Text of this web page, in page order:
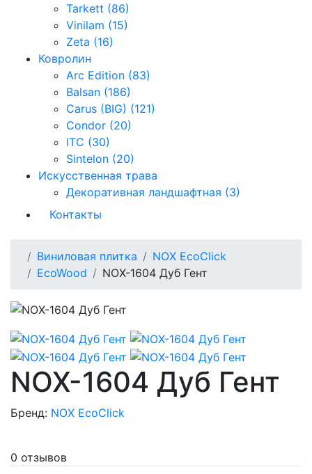
Tarkett (86)
Vinilam (15)
Zeta (16)
Ковролин
Arc Edition (83)
Balsan (186)
Carus (BIG) (121)
Condor (20)
ITC (30)
Sintelon (20)
Искусственная трава
Декоративная ландшафтная (3)
Контакты
Виниловая плитка
NOX EcoClick
EcoWood
NOX-1604 Дуб Гент
NOX-1604 Дуб Гент
Бренд: NOX EcoClick
0 отзывов